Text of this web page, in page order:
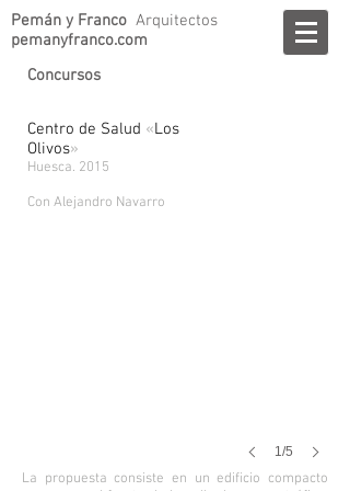
Pemán y Franco Arquitectos
pemanyfranco.com
Concursos
Centro de Salud «Los
Olivos»
Huesca. 2015
Con Alejandro Navarro
La propuesta consiste en un edificio compacto
1/5